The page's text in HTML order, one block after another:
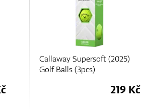
Callaway Supersoft (2025)
Golf Balls (3pcs)
219 Kč